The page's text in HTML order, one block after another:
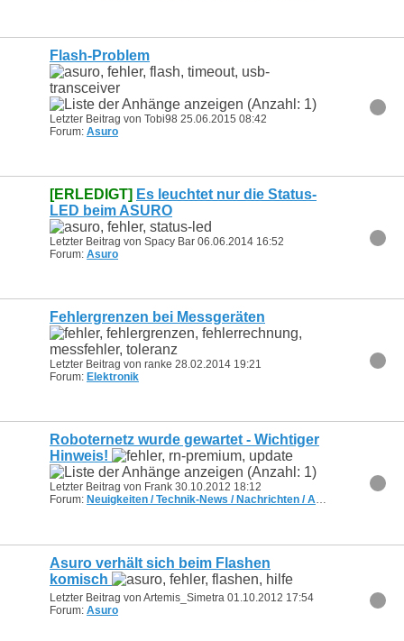
Flash-Problem
Letzter Beitrag von Tobi98 25.06.2015 08:42
Forum: Asuro
[ERLEDIGT] Es leuchtet nur die Status-
LED beim ASURO
Letzter Beitrag von Spacy Bar 06.06.2014 16:52
Forum: Asuro
Fehlergrenzen bei Messgeräten
Letzter Beitrag von ranke 28.02.2014 19:21
Forum: Elektronik
Roboternetz wurde gewartet - Wichtiger
Hinweis!
Letzter Beitrag von Frank 30.10.2012 18:12
Forum: Neuigkeiten / Technik-News / Nachrichten / Aktuelles
Asuro verhält sich beim Flashen
komisch
Letzter Beitrag von Artemis_Simetra 01.10.2012 17:54
Forum: Asuro